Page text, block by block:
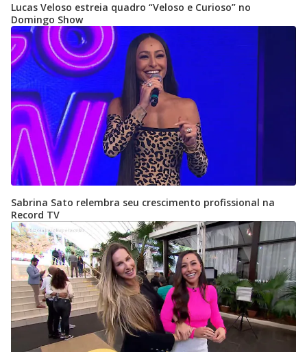
Lucas Veloso estreia quadro “Veloso e Curioso” no
Domingo Show
Sabrina Sato relembra seu crescimento profissional na
Record TV